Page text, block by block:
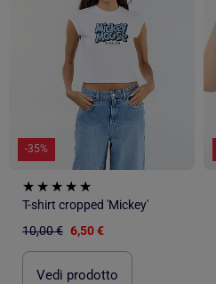
-35%
T-shirt cropped 'Mickey'
10,00 € 6,50 €
Vedi prodotto